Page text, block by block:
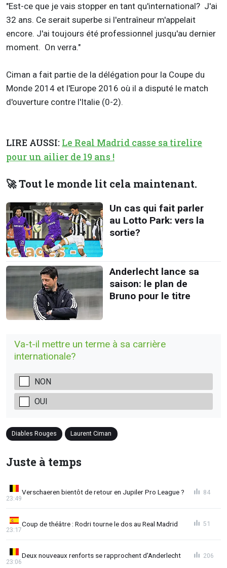
"Est-ce que je vais stopper en tant qu'international? J'ai
32 ans. Ce serait superbe si l'entraîneur m'appelait
encore. J'ai toujours été professionnel jusqu'au dernier
moment. On verra."
Ciman a fait partie de la délégation pour la Coupe du
Monde 2014 et l'Europe 2016 où il a disputé le match
d'ouverture contre l'Italie (0-2).
LIRE AUSSI: Le Real Madrid casse sa tirelire
pour un ailier de 19 ans !
🚀 Tout le monde lit cela maintenant.
Un cas qui fait parler
au Lotto Park: vers la
sortie?
Anderlecht lance sa
saison: le plan de
Bruno pour le titre
Va-t-il mettre un terme à sa carrière
internationale?
NON
OUI
Diables Rouges Laurent Ciman
Juste à temps
Verschaeren bientôt de retour en Jupiler Pro League ?
23:49
84
Coup de théâtre : Rodri tourne le dos au Real Madrid
23:17
51
Deux nouveaux renforts se rapprochent d'Anderlecht
23:06
206